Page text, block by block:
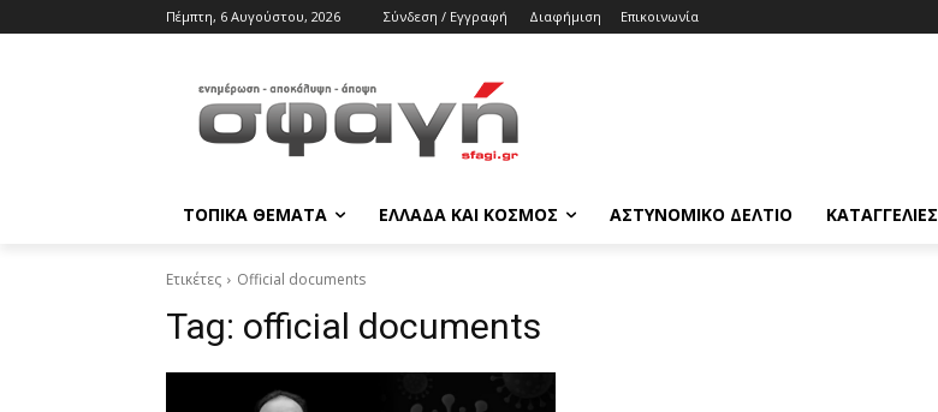
Πέμπτη, 6 Αυγούστου, 2026 Σύνδεση / Εγγραφή Διαφήμιση Επικοινωνία
ΤΟΠΙΚΑ ΘΕΜΑΤΑ ΕΛΛΑΔΑ ΚΑΙ ΚΟΣΜΟΣ ΑΣΤΥΝΟΜΙΚΟ ΔΕΛΤΙΟ ΚΑΤΑΓΓΕΛΙΕΣ
Ετικέτες Official documents
Tag: official documents